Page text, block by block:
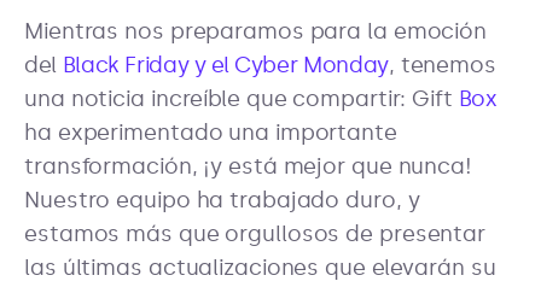
Mientras nos preparamos para la emoción
del Black Friday y el Cyber Monday, tenemos
una noticia increíble que compartir: Gift Box
ha experimentado una importante
transformación, ¡y está mejor que nunca!
Nuestro equipo ha trabajado duro, y
estamos más que orgullosos de presentar
las últimas actualizaciones que elevarán su